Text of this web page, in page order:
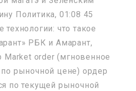
Политика, 01:08 45
что такое
РБК и Амарант,
Market order (мгновенное
рыночной цене) ордер
по текущей рыночной